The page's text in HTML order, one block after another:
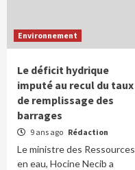
Environnement
Le déficit hydrique
imputé au recul du taux
de remplissage des
barrages
9 ans ago Rédaction
Le ministre des Ressources
en eau, Hocine Necib a